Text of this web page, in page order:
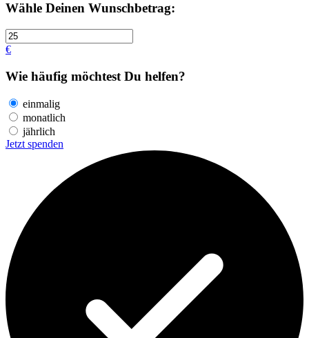
Wähle Deinen Wunschbetrag:
€
Wie häufig möchtest Du helfen?
einmalig
monatlich
jährlich
Jetzt spenden